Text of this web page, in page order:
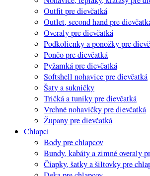
Outfit pre dievčatká
Outlet, second hand pre
Overaly pre dievčatká
Podkolienky a ponožky pre
Pončo pre dievčatká
Pyžamká pre dievčatká
Softshell nohavice pre dievčatká
Šaty a sukničky
Tričká a tuniky pre dievčatká
Vrchné nohavičky pre dievčatká
Župany pre dievčatká
Chlapci
Body pre chlapcov
Bundy, kabáty a zimné overaly
Čiapky, šatky a šiltovky pre